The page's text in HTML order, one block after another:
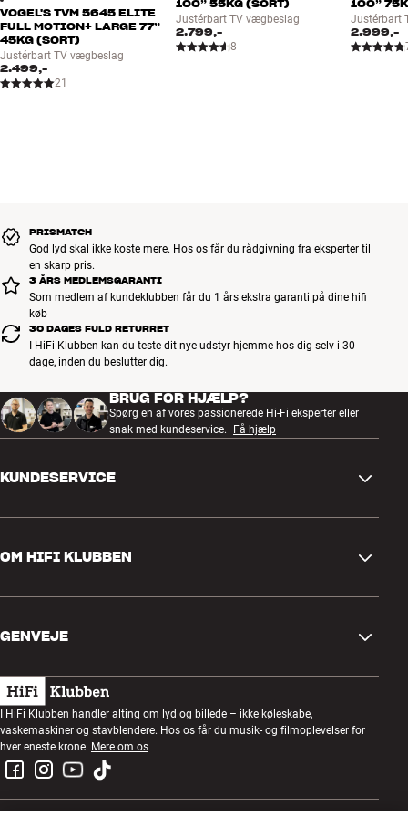
VOGEL'S TVM 5645 ELITE
FULL MOTION+ LARGE 77”
45KG (SORT)
Justérbart TV vægbeslag
2.499,-
21
100” 55KG (SORT)
Justérbart TV vægbeslag
2.799,-
8
100”
Justérbart
2.999,-
PRISMATCH
God lyd skal ikke koste mere. Hos os får du rådgivning fra eksperter til
en skarp pris.
3 ÅRS MEDLEMSGARANTI
Som medlem af kundeklubben får du 1 års ekstra garanti på dine hifi
køb
30 DAGES FULD RETURRET
I HiFi Klubben kan du teste dit nye udstyr hjemme hos dig selv i 30
dage, inden du beslutter dig.
BRUG FOR HJÆLP?
Spørg en af vores passionerede Hi-Fi eksperter eller
snak med kundeservice.
Få hjælp
KUNDESERVICE
Retur og reklamation
Fortryd ordre
Handelsbetingelser
Privatlivspolitik
OM HIFI KLUBBEN
Kundeklub
Lytteaften
Konkurrencer
Job i HiFi Klubben
GENVEJE
Gavekort
Byg med lyd
Montering og installation
I HiFi Klubben handler alting om lyd og billede – ikke køleskabe,
vaskemaskiner og stavblendere. Hos os får du musik- og filmoplevelser for
hver eneste krone. Mere om os